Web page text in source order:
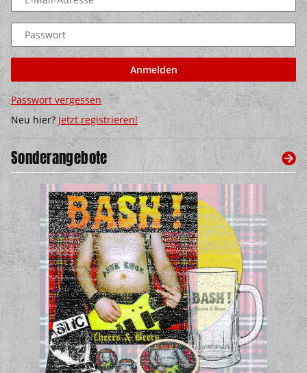
Passwort
Anmelden
Passwort vergessen
Neu hier? Jetzt registrieren!
Sonderangebote